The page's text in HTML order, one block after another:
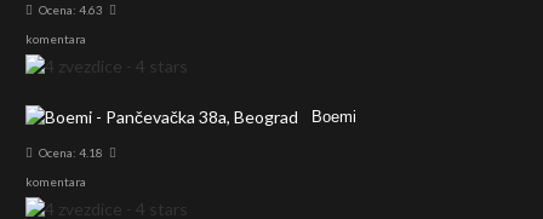
Ocena: 4.63
komentara
Boemi
Ocena: 4.18
komentara